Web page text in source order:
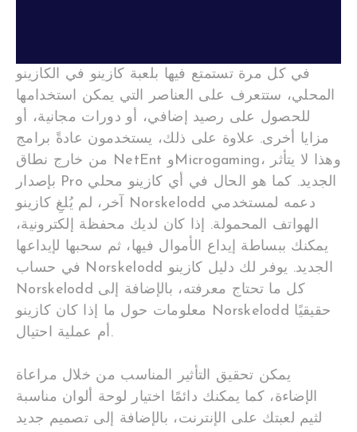
في كل مرة تستمتع فيها بلعبة كازينو في الكازينو
المحلي، ستتعرف على العناصر التي يمكن استخدامها
للحصول على رصيد إضافي، أو دورات مجانية، أو
مزايا أخرى. علاوة على ذلك، يستخدمون عادةً برامج
من خارج نطاق NetEnt وMicrogaming، وهذا لا يتأثر
بإصدار Pro الجديد. كما هو الحال في أي كازينو محلي
آخر، لم يُلغِ كازينو Norskelodd دعمه لمستخدمي
الهواتف المحمولة. إذا كان لديك محفظة إلكترونية،
يمكنك ببساطة إيداع الأموال فيها، ثم سحبها لإيداعها
في حساب Norskelodd الجديد. يوفر لك دليل كازينو
Norskelodd كل ما تحتاج معرفته، بالإضافة إلى
معلومات حول ما إذا كان كازينو Norskelodd حقيقيًا
أم عملية احتيال.
يمكن تحقيق التأثير المناسب من خلال مراعاة
الإضاءة، كما يمكنك دائمًا اختيار لوحة ألوان مناسبة
لثيم لعبتك على الإنترنت، بالإضافة إلى تصميم جديد